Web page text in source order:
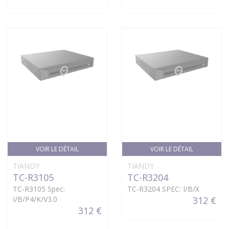
VOIR LE DÉTAIL
TIANDY
TC-R3105
TC-R3105 Spec:
I/B/P4/K/V3.0
312 €
VOIR LE DÉTAIL
TIANDY
TC-R3204
TC-R3204 SPEC: I/B/X
312 €